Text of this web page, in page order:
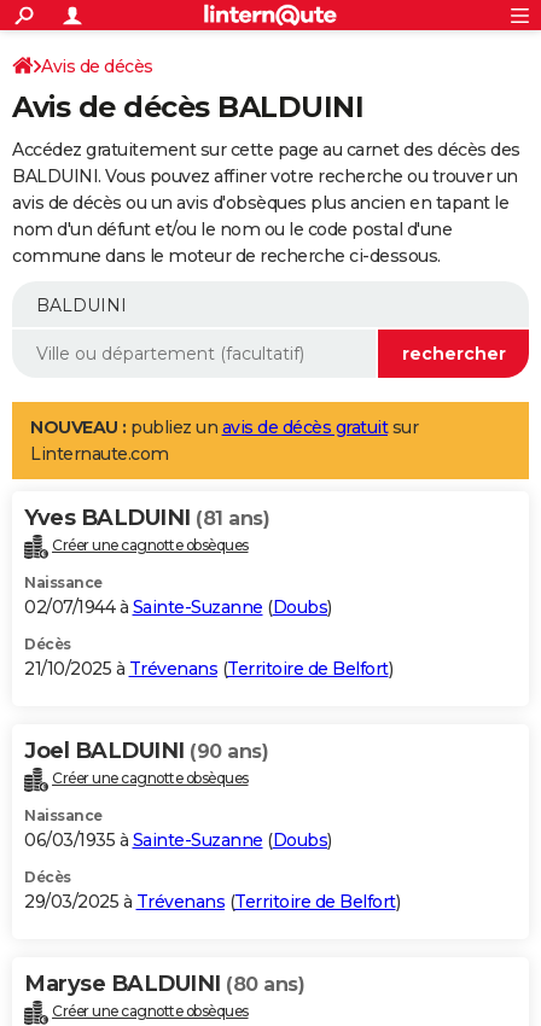
ACTUALITÉS
Politique
Société
Faits Divers
Education
Monde
Villes
+
SPORT
Coupe du monde 2026
Football
Tennis
Cyclisme
Rugby
Forum
Programme TV
TNT
Streaming
Cinéma
Sorties cinéma
Musique
+
FINANCE
Retraite
Epargne
Immobilier
Risques naturels par ville
Banque
Assurance
AUTO
Essais
Réserver un essai
Citadines
Berlines
SUV
Forum auto
+
Mobiles
Meilleur smartphone
Internet
Ordinateurs
Jeux vidéo
Guide high-tech
Aménagement intérieur
LIFESTYLE
Art de vivre
Bien-être
Loisirs
Mode
Modes de vie
Alimentation
Guide de la santé
Maladies
Médicaments
Sommeil
VOYAGE
Destinations
City break
Voyage nature
Voyage de noces
Forum
Climat
+PHOTO
GUIDES D'ACHAT
BONS PLANS
Carte de Noël
Carte Bonne année
Carte Saint-Valentin
Carte Pâques
Carte d'anniversaire
DICTIONNAIRE
Dictionnaire
Biographies
Citations
Expressions
Proverbes
PROGRAMME TV
S'inscrire
Se connecter
Lycées
Collèges
Primaires
Universités
Entreprises
Service militaire
Avis de recherche
AVIS DE DÉCÈS
Bricolage
Lifestyle
Culture
Sport
Auto
Television
Voyage
Cinema
Avis de décès
Avis de décès BALDUINI
Accédez gratuitement sur cette page au carnet des décès des
BALDUINI. Vous pouvez affiner votre recherche ou trouver un
avis de décès ou un avis d'obsèques plus ancien en tapant le
nom d'un défunt et/ou le nom ou le code postal d'une
commune dans le moteur de recherche ci-dessous.
NOUVEAU : publiez un avis de décès gratuitsur
Linternaute.com
Yves BALDUINI (81 ans)
Créer une cagnotte obsèques
Naissance
02/07/1944 à Sainte-Suzanne (Doubs)
Décès
21/10/2025 à Trévenans (Territoire de Belfort)
Joel BALDUINI (90 ans)
Créer une cagnotte obsèques
Naissance
06/03/1935 à Sainte-Suzanne (Doubs)
Décès
29/03/2025 à Trévenans (Territoire de Belfort)
Maryse BALDUINI (80 ans)
Créer une cagnotte obsèques